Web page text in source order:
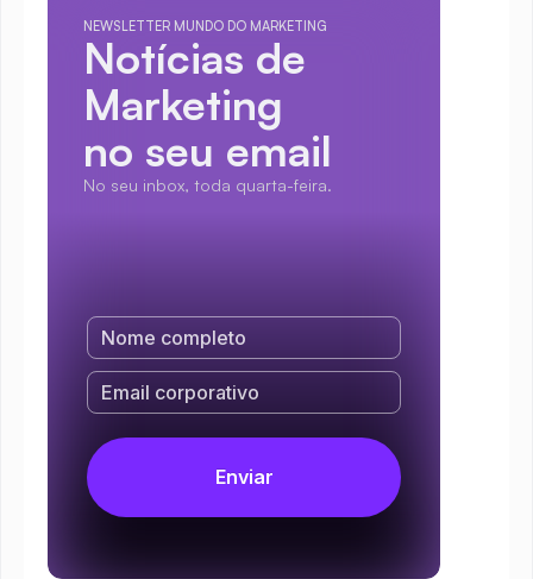
NEWSLETTER MUNDO DO MARKETING
Notícias de
Marketing
no seu email
No seu inbox, toda quarta-feira.